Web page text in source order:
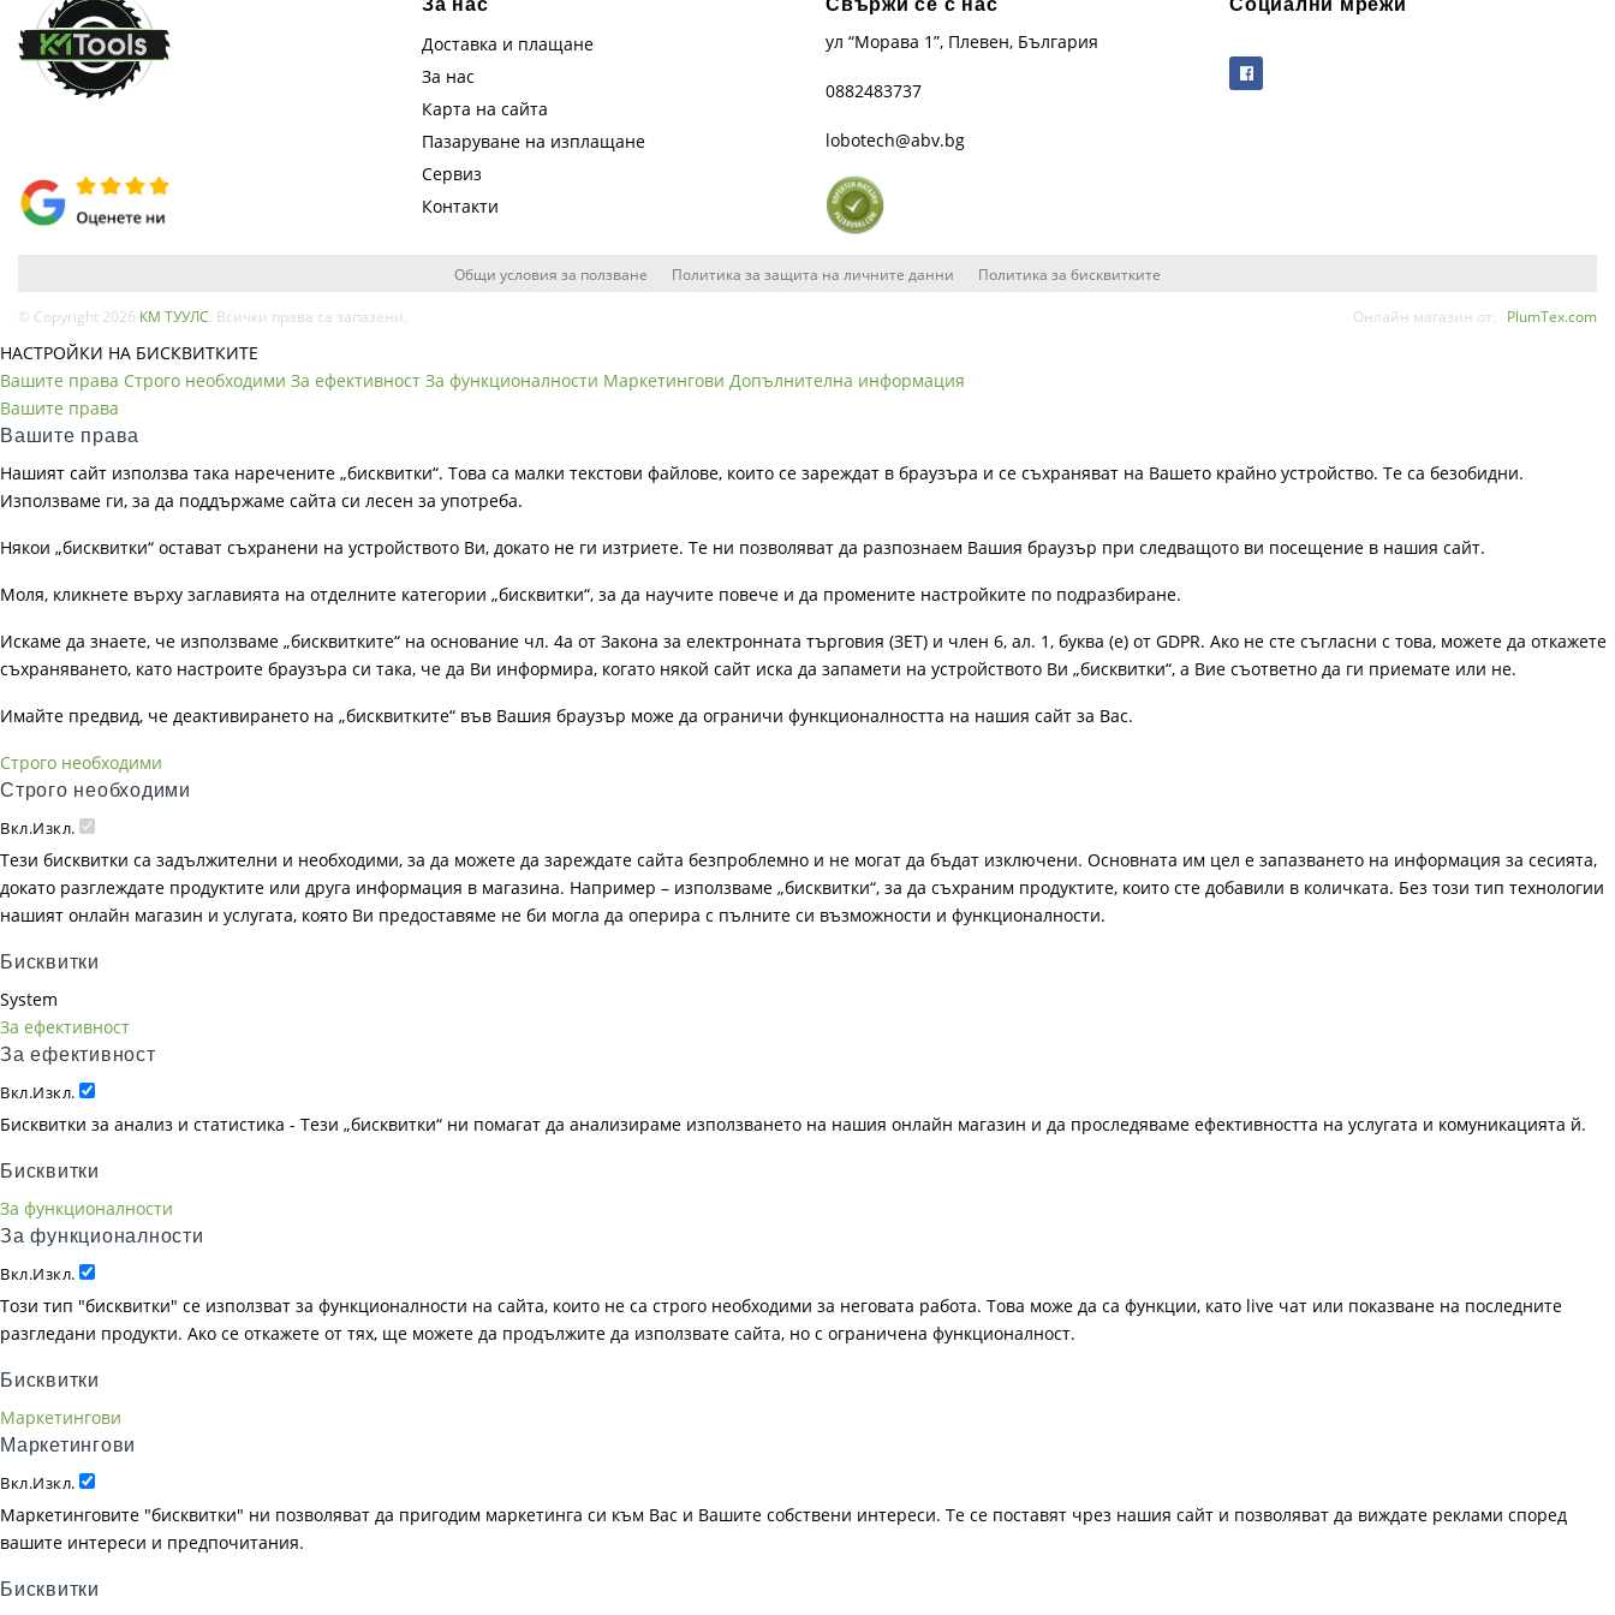
За нас
Доставка и плащане
За нас
Карта на сайта
Пазаруване на изплащане
Сервиз
Контакти
Свържи се с нас
ул “Морава 1”, Плевен, България
0882483737
lobotech@abv.bg
Социални мрежи
Общи условия за ползване Политика за защита на личните данни Политика за бисквитките
© Copyright 2026 КМ ТУУЛС . Всички права са запазени. Онлайн магазин от: PlumTex.com
НАСТРОЙКИ НА БИСКВИТКИТЕ
Вашите права Строго необходими За ефективност За функционалности Маркетингови Допълнителна информация
Вашите права
Вашите права
Нашият сайт използва така наречените „бисквитки“. Това са малки текстови файлове, които се зареждат в браузъра и се съхраняват на Вашето крайно устройство. Те са безобидни.
Използваме ги, за да поддържаме сайта си лесен за употреба.
Някои „бисквитки“ остават съхранени на устройството Ви, докато не ги изтриете. Те ни позволяват да разпознаем Вашия браузър при следващото ви посещение в нашия сайт.
Моля, кликнете върху заглавията на отделните категории „бисквитки“, за да научите повече и да промените настройките по подразбиране.
Искаме да знаете, че използваме „бисквитките“ на основание чл. 4а от Закона за електронната търговия (ЗЕТ) и член 6, ал. 1, буква (е) от GDPR. Ако не сте съгласни с това, можете да откажете
съхраняването, като настроите браузъра си така, че да Ви информира, когато някой сайт иска да запамети на устройството Ви „бисквитки“, а Вие съответно да ги приемате или не.
Имайте предвид, че деактивирането на „бисквитките“ във Вашия браузър може да ограничи функционалността на нашия сайт за Вас.
Строго необходими
Строго необходими
Вкл.Изкл.
Тези бисквитки са задължителни и необходими, за да можете да зареждате сайта безпроблемно и не могат да бъдат изключени. Основната им цел е запазването на информация за сесията,
докато разглеждате продуктите или друга информация в магазина. Например – използваме „бисквитки“, за да съхраним продуктите, които сте добавили в количката. Без този тип технологии
нашият онлайн магазин и услугата, която Ви предоставяме не би могла да оперира с пълните си възможности и функционалности.
Бисквитки
System
За ефективност
За ефективност
Вкл.Изкл.
Бисквитки за анализ и статистика - Тези „бисквитки“ ни помагат да анализираме използването на нашия онлайн магазин и да проследяваме ефективността на услугата и комуникацията й.
Бисквитки
За функционалности
За функционалности
Вкл.Изкл.
Този тип "бисквитки" се използват за функционалности на сайта, които не са строго необходими за неговата работа. Това може да са функции, като live чат или показване на последните
разгледани продукти. Ако се откажете от тях, ще можете да продължите да използвате сайта, но с ограничена функционалност.
Бисквитки
Маркетингови
Маркетингови
Вкл.Изкл.
Маркетинговите "бисквитки" ни позволяват да пригодим маркетинга си към Вас и Вашите собствени интереси. Те се поставят чрез нашия сайт и позволяват да виждате реклами според
вашите интереси и предпочитания.
Бисквитки